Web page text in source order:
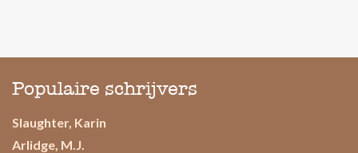
Populaire schrijvers
Slaughter, Karin
Arlidge, M.J.